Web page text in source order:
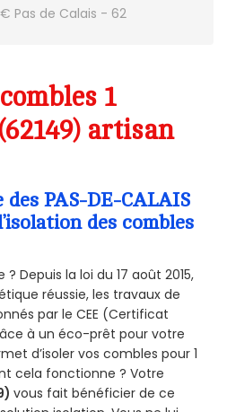
Pas de Calais - 62
1
artisan
PAS-DE-CALAIS
des combles
Depuis la loi du 17 août 2015,
réussie, les travaux de
par le CEE (Certificat
à un éco-prêt pour votre
d’isoler vos combles pour 1
cela fonctionne ? Votre
vous fait bénéficier de ce